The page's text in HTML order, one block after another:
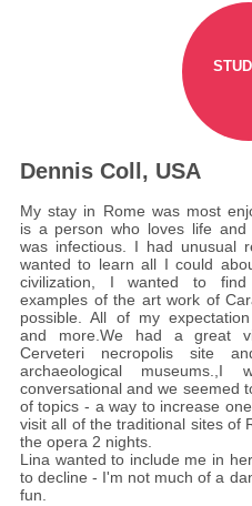
Dennis Coll, USA
My stay in Rome was most
is a person who loves life and
was infectious. I had unusual
wanted to learn all I could
civilization, I wanted to
examples of the art work of
possible. All of my
and more.We had a great
Cerveteri necropolis site
archaeological
conversational and we seemed
of topics - a way to increase
visit all of the traditional sites of
the opera 2 nights.
Lina wanted to include me in
to decline - I'm not much of a
fun.